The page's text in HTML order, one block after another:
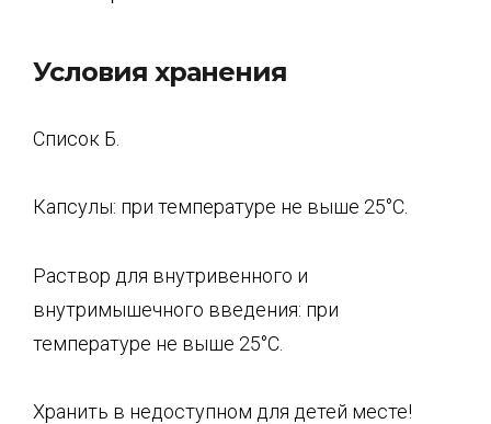
Условия хранения
Список Б.
Капсулы: при температуре не выше 25°С.
Раствор для внутривенного и
внутримышечного введения: при
температуре не выше 25°С.
Хранить в недоступном для детей месте!